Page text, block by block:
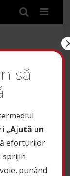
Menu
să
„Ajută un
eforturilor
sprijin
punând